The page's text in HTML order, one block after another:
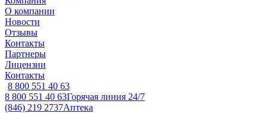
О компании
Новости
Отзывы
Контакты
Партнеры
Лицензии
Контакты
8 800 551 40 63
8 800 551 40 63Горячая линия 24/7
(846) 219 2737Аптека